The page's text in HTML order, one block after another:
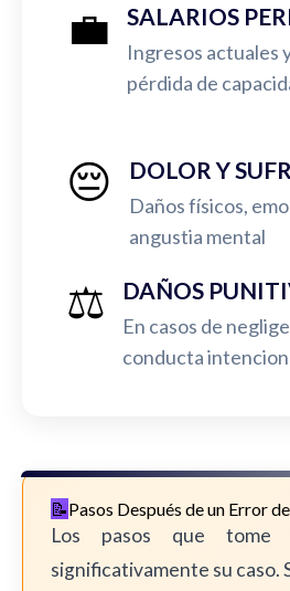
💼 SALARIOS
Ingresos actuales
pérdida de
😔 DOLOR Y
Daños físicos,
angustia mental
⚖️ DAÑOS
En casos de
conducta
Pasos Después de un Error
Los pasos que tome
significativamente su caso.